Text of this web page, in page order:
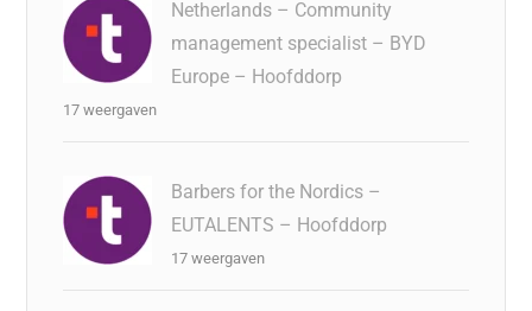
Netherlands – Community
management specialist – BYD
Europe – Hoofddorp
17 weergaven
Barbers for the Nordics –
EUTALENTS – Hoofddorp
17 weergaven